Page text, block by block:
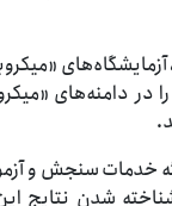
در دامنه‌های